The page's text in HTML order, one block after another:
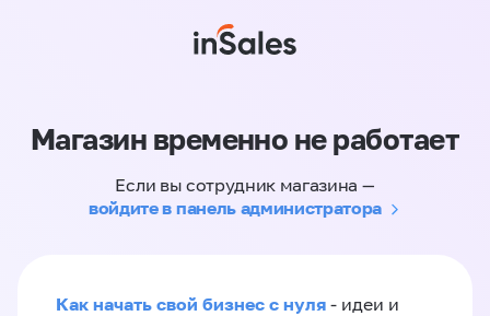
Магазин временно не работает
Если вы сотрудник магазина —
войдите в панель администратора
Как начать свой бизнес с нуля - идеи и